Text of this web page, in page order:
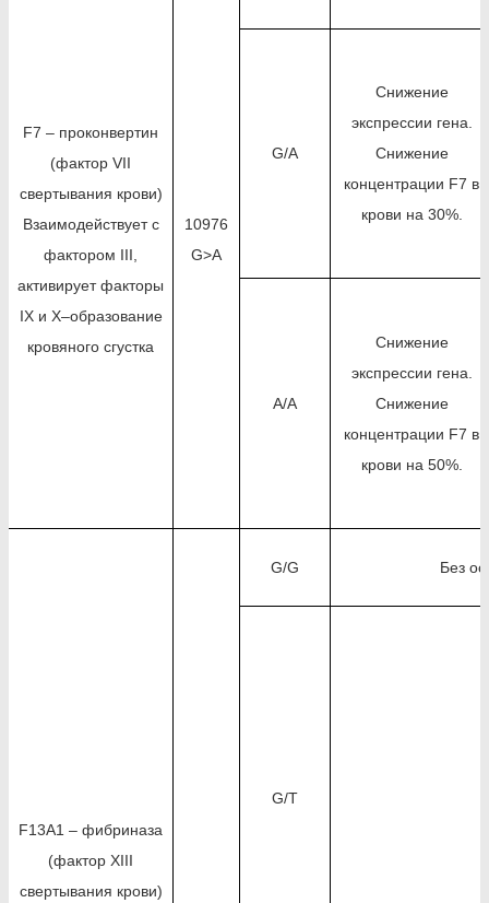
F7 – проконвертин
(фактор VII
свертывания крови)
Взаимодействует с
фактором III,
активирует факторы
IX и X–образование
кровяного сгустка
10976
G>A
G/A
Снижение
экспрессии гена.
Снижение
концентрации F7 в
крови на 30%.
A/A
Снижение
экспрессии гена.
Снижение
концентрации F7 в
крови на 50%.
F13A1 – фибриназа
(фактор XIII
свертывания крови)
G/G Без
G/T